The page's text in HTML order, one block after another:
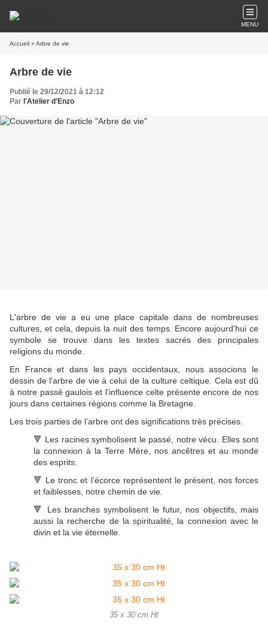
MENU
Accueil » Arbre de vie
Arbre de vie
Publié le 29/12/2021 à 12:12
Par l'Atelier d'Enzo
L'arbre de vie a eu une place capitale dans de nombreuses
cultures, et cela, depuis la nuit des temps. Encore aujourd'hui ce
symbole se trouve dans les textes sacrés des principales
religions du monde.
En France et dans les pays occidentaux, nous associons le
dessin de l'arbre de vie à celui de la culture celtique. Cela est dû
à notre passé gaulois et l’influence celte présente encore de nos
jours dans certaines régions comme la Bretagne.
Les trois parties de l’arbre ont des significations très précises.
🔻 Les racines symbolisent le passé, notre vécu. Elles sont
la connexion à la Terre Mère, nos ancêtres et au monde
des esprits.
🔻 Le tronc et l’écorce représentent le présent, nos forces
et faiblesses, notre chemin de vie.
🔻
Les branches symbolisent le futur, nos objectifs, mais
aussi la recherche de la spiritualité, la connexion avec le
divin et la vie éternelle.
35 x 30 cm Ht